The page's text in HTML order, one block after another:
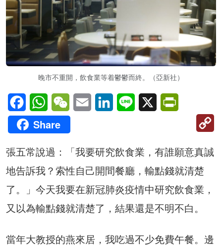
晚市不重開，飲食業等着鬱鬱而終。（亞新社）
FacebookWhatsAppWeChatEmail LinkedInLine X
Share
張五常說過：「我要研究飲食業，有誰願意真誠
地告訴我？索性自己開間餐廳，輸點錢就清楚
了。」今天我要在新冠肺炎疫情中研究飲食業，
又以為輸點錢就清楚了，結果還是不明不白。
當年大教授的燕來居，我吃過不少免費午餐。邊